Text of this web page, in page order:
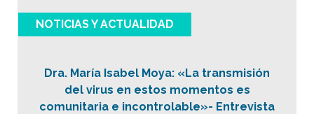
NOTICIAS Y ACTUALIDAD
Dra. María Isabel Moya: «La transmisión
del virus en estos momentos es
comunitaria e incontrolable»- Entrevista